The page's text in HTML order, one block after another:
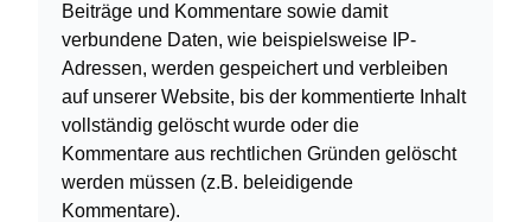
Beiträge und Kommentare sowie damit
verbundene Daten, wie beispielsweise IP-
Adressen, werden gespeichert und verbleiben
auf unserer Website, bis der kommentierte Inhalt
vollständig gelöscht wurde oder die
Kommentare aus rechtlichen Gründen gelöscht
werden müssen (z.B. beleidigende
Kommentare).